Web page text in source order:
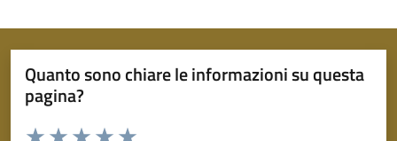
Quanto sono chiare le informazioni su questa
pagina?
Valuta da 1 a 5 stelle la pagina